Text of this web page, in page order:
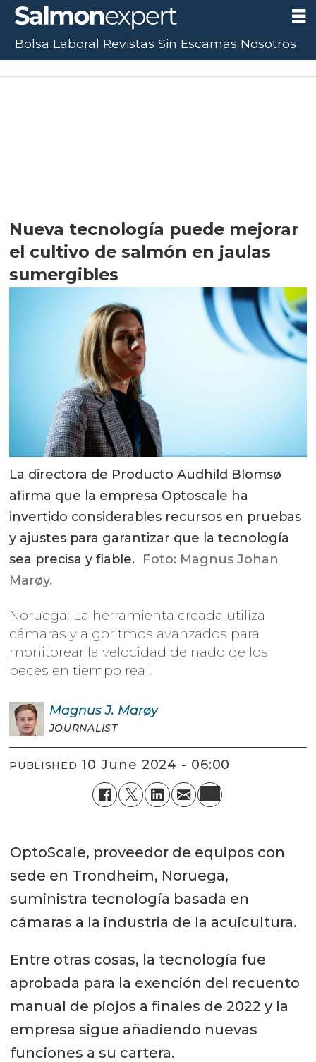
Nueva tecnología puede mejorar
el cultivo de salmón en jaulas
sumergibles
La directora de Producto Audhild Blomsø
afirma que la empresa Optoscale ha
invertido considerables recursos en pruebas
y ajustes para garantizar que la tecnología
sea precisa y fiable. Foto: Magnus Johan
Marøy.
Noruega: La herramienta creada utiliza
cámaras y algoritmos avanzados para
monitorear la velocidad de nado de los
peces en tiempo real.
Magnus J. Marøy
JOURNALIST
PUBLISHED 10 June 2024 - 06:00
OptoScale, proveedor de equipos con
sede en Trondheim, Noruega,
suministra tecnología basada en
cámaras a la industria de la acuicultura.
Entre otras cosas, la tecnología fue
aprobada para la exención del recuento
manual de piojos a finales de 2022 y la
empresa sigue añadiendo nuevas
funciones a su cartera.
Bolsa Laboral Revistas Sin Escamas Nosotros